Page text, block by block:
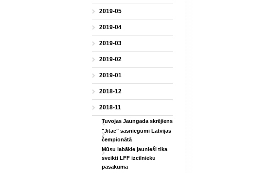
2019-05
2019-04
2019-03
2019-02
2019-01
2018-12
2018-11
Tuvojas Jaungada skrējiens
"Jitae" sasniegumi Latvijas
čempionātā
Mūsu labākie jaunieši tika
sveikti LFF izcilnieku
pasākumā